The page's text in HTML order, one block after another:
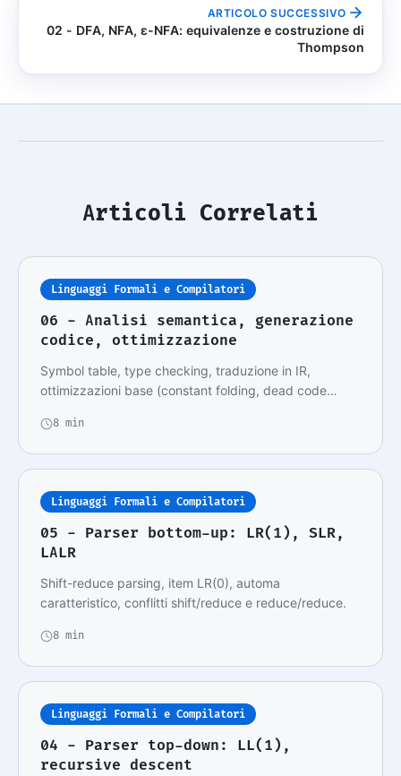
ARTICOLO SUCCESSIVO
02 - DFA, NFA, ε-NFA: equivalenze e costruzione di
Thompson
Articoli Correlati
Linguaggi Formali e Compilatori
06 - Analisi semantica, generazione
codice, ottimizzazione
Symbol table, type checking, traduzione in IR,
ottimizzazioni base (constant folding, dead code
8 min
Linguaggi Formali e Compilatori
05 - Parser bottom-up: LR(1), SLR,
LALR
Shift-reduce parsing, item LR(0), automa
caratteristico, conflitti shift/reduce e reduce/reduce.
8 min
Linguaggi Formali e Compilatori
04 - Parser top-down: LL(1),
recursive descent